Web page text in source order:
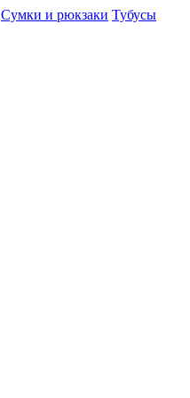
Сумки и рюкзаки Тубусы